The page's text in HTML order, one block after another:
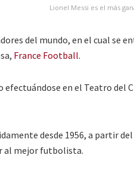
Lionel Messi es el más
del mundo, en el cual se
France Football.
efectuándose en el Teatro del
desde 1956, a partir del
al mejor futbolista.